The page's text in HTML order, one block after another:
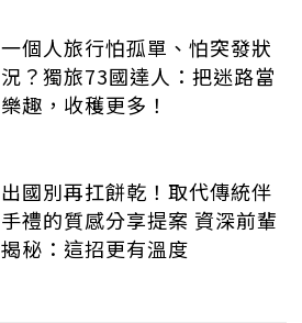
一個人旅行怕孤單、怕突發狀
況？獨旅73國達人：把迷路當
樂趣，收穫更多！
出國別再扛餅乾！取代傳統伴
手禮的質感分享提案 資深前輩
揭秘：這招更有溫度